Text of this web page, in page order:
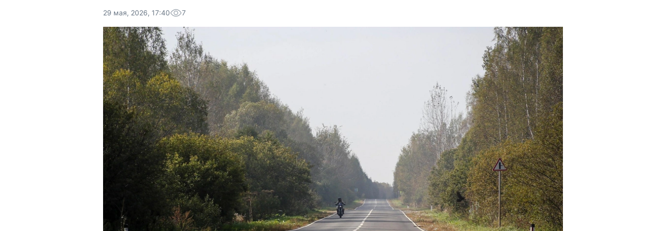
29 мая, 2026, 17:40 7